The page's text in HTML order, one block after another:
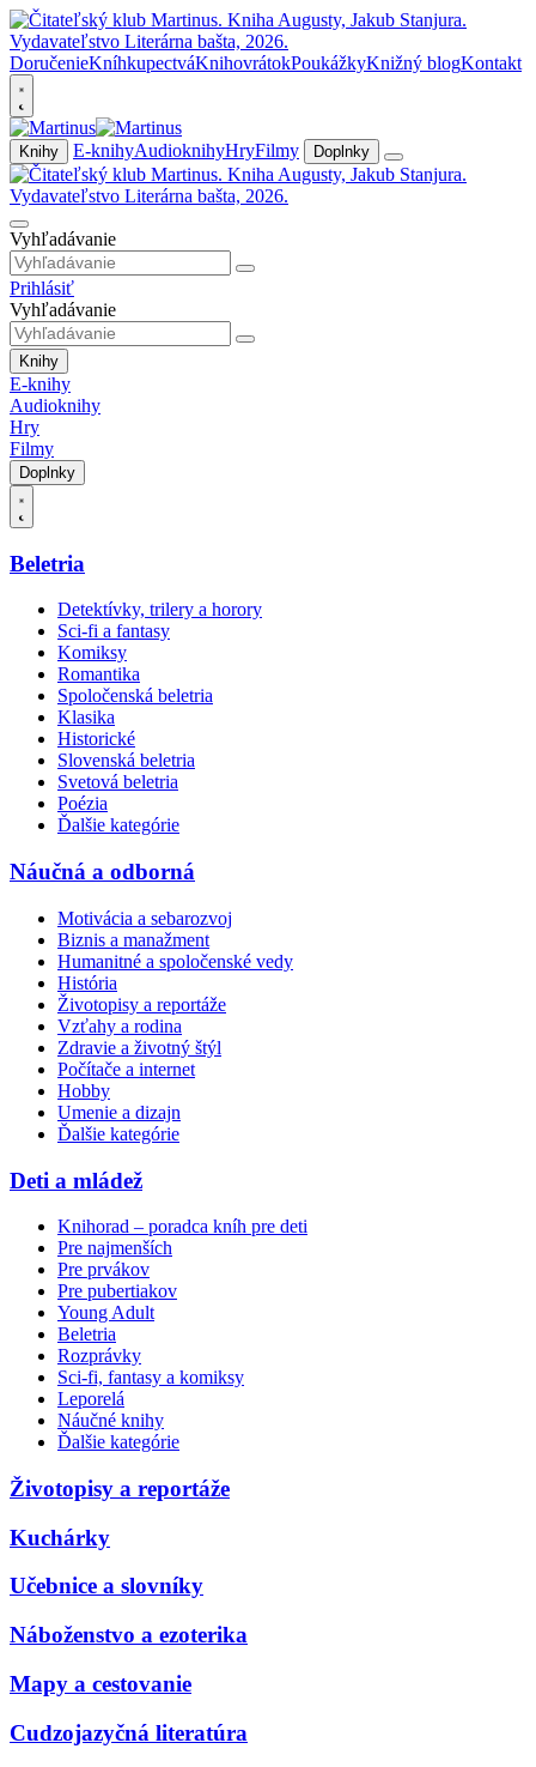
DoručenieKníhkupectváKnihovrátokPoukážkyKnižný blogKontakt
Knihy E-knihyAudioknihyHryFilmy Doplnky
Vyhľadávanie
Prihlásiť
Vyhľadávanie
Knihy
E-knihy
Audioknihy
Hry
Filmy
Doplnky
Beletria
Detektívky, trilery a horory
Sci-fi a fantasy
Komiksy
Romantika
Spoločenská beletria
Klasika
Historické
Slovenská beletria
Svetová beletria
Poézia
Ďalšie kategórie
Náučná a odborná
Motivácia a sebarozvoj
Biznis a manažment
Humanitné a spoločenské vedy
História
Životopisy a reportáže
Vzťahy a rodina
Zdravie a životný štýl
Počítače a internet
Hobby
Umenie a dizajn
Ďalšie kategórie
Deti a mládež
Knihorad – poradca kníh pre deti
Pre najmenších
Pre prvákov
Pre pubertiakov
Young Adult
Beletria
Rozprávky
Sci-fi, fantasy a komiksy
Leporelá
Náučné knihy
Ďalšie kategórie
Životopisy a reportáže
Kuchárky
Učebnice a slovníky
Náboženstvo a ezoterika
Mapy a cestovanie
Cudzojazyčná literatúra